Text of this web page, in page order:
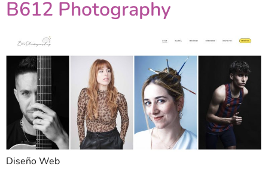
B612 Photography
Diseño Web